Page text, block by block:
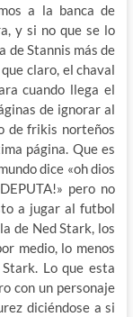
a la banca de
y si no que se lo
de Stannis más de
claro, el chaval
cuando llega el
de ignorar al
de frikis norteños
página. Que es
dice «oh dios
pero no
a jugar al futbol
de Ned Stark, los
medio, lo menos
Lo que esta
con un personaje
diciéndose a si